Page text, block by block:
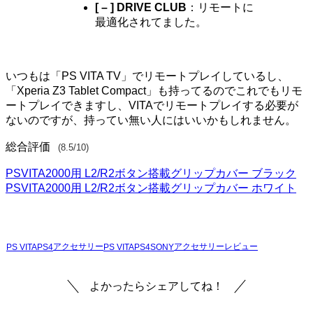
[ – ] DRIVE CLUB ：リモートに
最適化されてました。
いつもは「PS VITA TV」でリモートプレイしているし、
「Xperia Z3 Tablet Compact」も持ってるのでこれでもリモ
ートプレイできますし、VITAでリモートプレイする必要が
ないのですが、持ってい無い人にはいいかもしれません。
総合評価 (8.5/10)
PSVITA2000用 L2/R2ボタン搭載グリップカバー ブラック
PSVITA2000用 L2/R2ボタン搭載グリップカバー ホワイト
PS VITAPS4アクセサリーPS VITAPS4SONYアクセサリーレビュー
よかったらシェアしてね！